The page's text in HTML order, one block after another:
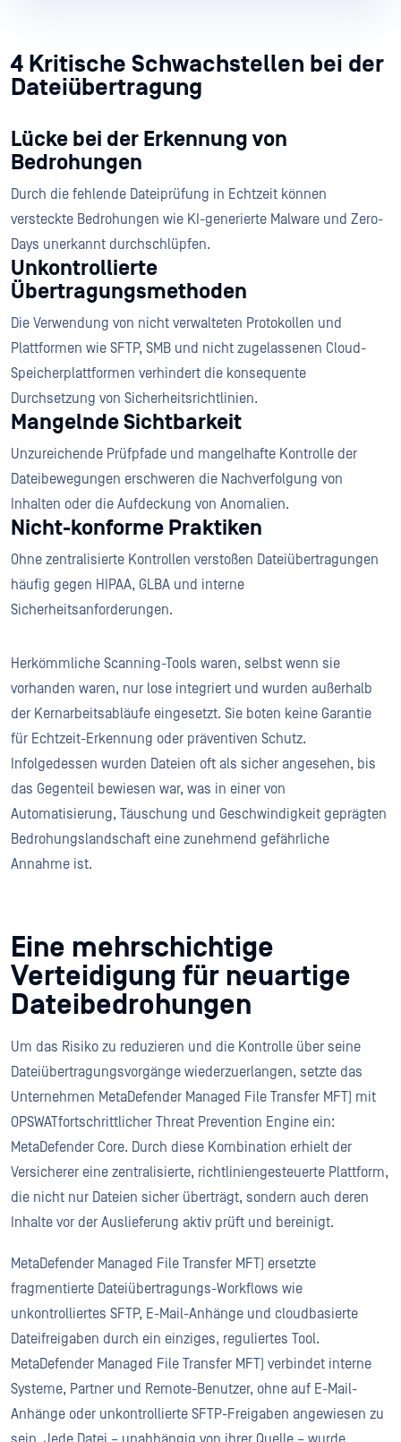
4 Kritische Schwachstellen bei der
Dateiübertragung
Lücke bei der Erkennung von
Bedrohungen
Durch die fehlende Dateiprüfung in Echtzeit können
versteckte Bedrohungen wie KI-generierte Malware und Zero-
Days unerkannt durchschlüpfen.
Unkontrollierte
Übertragungsmethoden
Die Verwendung von nicht verwalteten Protokollen und
Plattformen wie SFTP, SMB und nicht zugelassenen Cloud-
Speicherplattformen verhindert die konsequente
Durchsetzung von Sicherheitsrichtlinien.
Mangelnde Sichtbarkeit
Unzureichende Prüfpfade und mangelhafte Kontrolle der
Dateibewegungen erschweren die Nachverfolgung von
Inhalten oder die Aufdeckung von Anomalien.
Nicht-konforme Praktiken
Ohne zentralisierte Kontrollen verstoßen Dateiübertragungen
häufig gegen HIPAA, GLBA und interne
Sicherheitsanforderungen.
Herkömmliche Scanning-Tools waren, selbst wenn sie
vorhanden waren, nur lose integriert und wurden außerhalb
der Kernarbeitsabläufe eingesetzt. Sie boten keine Garantie
für Echtzeit-Erkennung oder präventiven Schutz.
Infolgedessen wurden Dateien oft als sicher angesehen, bis
das Gegenteil bewiesen war, was in einer von
Automatisierung, Täuschung und Geschwindigkeit geprägten
Bedrohungslandschaft eine zunehmend gefährliche
Annahme ist.
Eine mehrschichtige
Verteidigung für neuartige
Dateibedrohungen
Um das Risiko zu reduzieren und die Kontrolle über seine
Dateiübertragungsvorgänge wiederzuerlangen, setzte das
Unternehmen MetaDefender Managed File Transfer MFT) mit
OPSWATfortschrittlicher Threat Prevention Engine ein:
MetaDefender Core. Durch diese Kombination erhielt der
Versicherer eine zentralisierte, richtliniengesteuerte Plattform,
die nicht nur Dateien sicher überträgt, sondern auch deren
Inhalte vor der Auslieferung aktiv prüft und bereinigt.
MetaDefender Managed File Transfer MFT) ersetzte
fragmentierte Dateiübertragungs-Workflows wie
unkontrolliertes SFTP, E-Mail-Anhänge und cloudbasierte
Dateifreigaben durch ein einziges, reguliertes Tool.
MetaDefender Managed File Transfer MFT) verbindet interne
Systeme, Partner und Remote-Benutzer, ohne auf E-Mail-
Anhänge oder unkontrollierte SFTP-Freigaben angewiesen zu